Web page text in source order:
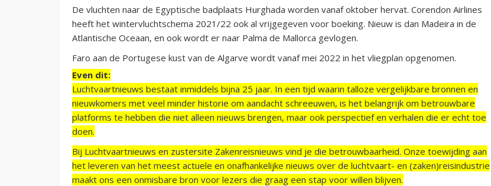
De vluchten naar de Egyptische badplaats Hurghada worden vanaf oktober hervat. Corendon Airlines
heeft het wintervluchtschema 2021/22 ook al vrijgegeven voor boeking. Nieuw is dan Madeira in de
Atlantische Oceaan, en ook wordt er naar Palma de Mallorca gevlogen.
Faro aan de Portugese kust van de Algarve wordt vanaf mei 2022 in het vliegplan opgenomen.
Even dit:
Luchtvaartnieuws bestaat inmiddels bijna 25 jaar. In een tijd waarin talloze vergelijkbare bronnen en
nieuwkomers met veel minder historie om aandacht schreeuwen, is het belangrijk om betrouwbare
platforms te hebben die niet alleen nieuws brengen, maar ook perspectief en verhalen die er echt toe
doen.
Bij Luchtvaartnieuws en zustersite Zakenreisnieuws vind je die betrouwbaarheid. Onze toewijding aan
het leveren van het meest actuele en onafhankelijke nieuws over de luchtvaart- en (zaken)reisindustrie
maakt ons een onmisbare bron voor lezers die graag een stap voor willen blijven.